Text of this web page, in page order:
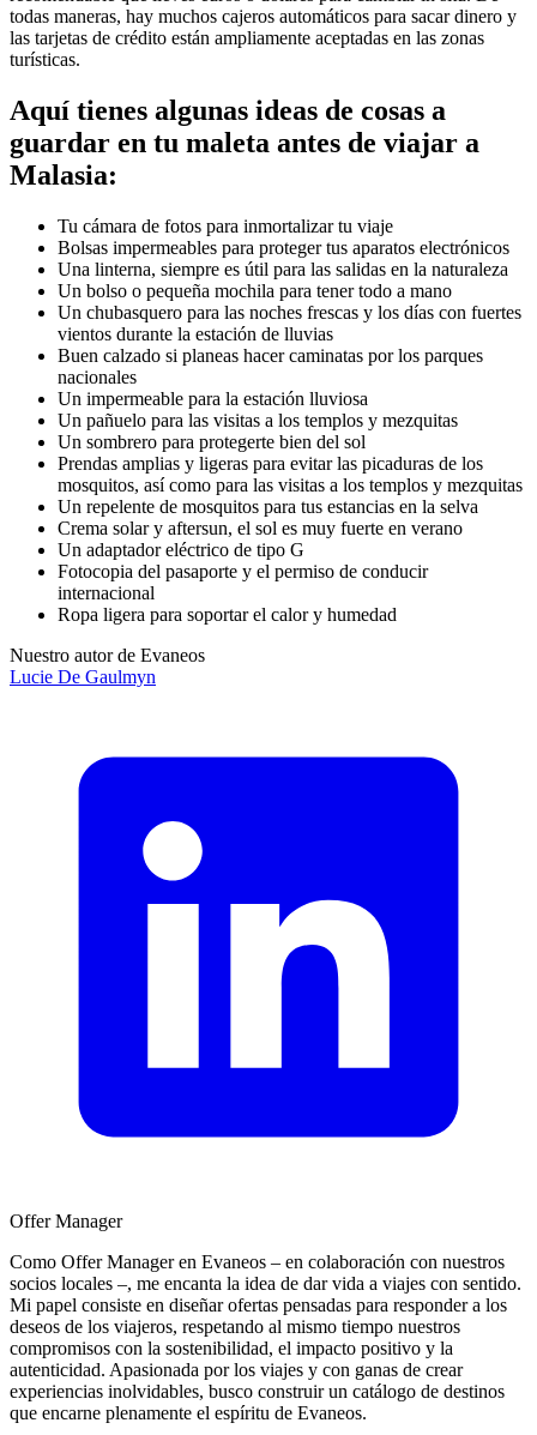
todas maneras, hay muchos cajeros automáticos para sacar dinero y
las tarjetas de crédito están ampliamente aceptadas en las zonas
turísticas.
Aquí tienes algunas ideas de cosas a
guardar en tu maleta antes de viajar a
Malasia:
Tu cámara de fotos para inmortalizar tu viaje
Bolsas impermeables para proteger tus aparatos electrónicos
Una linterna, siempre es útil para las salidas en la naturaleza
Un bolso o pequeña mochila para tener todo a mano
Un chubasquero para las noches frescas y los días con fuertes
vientos durante la estación de lluvias
Buen calzado si planeas hacer caminatas por los parques
nacionales
Un impermeable para la estación lluviosa
Un pañuelo para las visitas a los templos y mezquitas
Un sombrero para protegerte bien del sol
Prendas amplias y ligeras para evitar las picaduras de los
mosquitos, así como para las visitas a los templos y mezquitas
Un repelente de mosquitos para tus estancias en la selva
Crema solar y aftersun, el sol es muy fuerte en verano
Un adaptador eléctrico de tipo G
Fotocopia del pasaporte y el permiso de conducir
internacional
Ropa ligera para soportar el calor y humedad
Nuestro autor de Evaneos
Lucie De Gaulmyn
Offer Manager
Como Offer Manager en Evaneos – en colaboración con nuestros
socios locales –, me encanta la idea de dar vida a viajes con sentido.
Mi papel consiste en diseñar ofertas pensadas para responder a los
deseos de los viajeros, respetando al mismo tiempo nuestros
compromisos con la sostenibilidad, el impacto positivo y la
autenticidad. Apasionada por los viajes y con ganas de crear
experiencias inolvidables, busco construir un catálogo de destinos
que encarne plenamente el espíritu de Evaneos.